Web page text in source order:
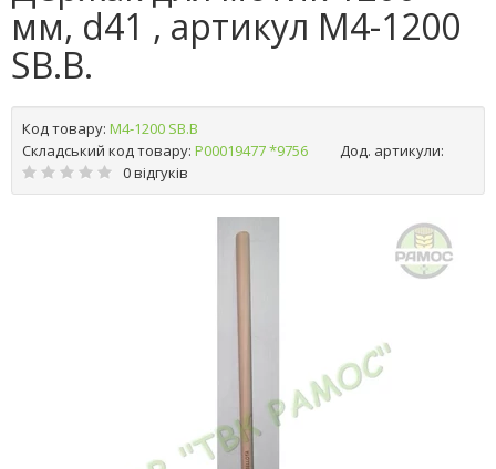
мм, d41 , артикул M4-1200
SB.B.
Код товару: M4-1200 SB.B
Складський код товару: Р00019477 *9756
Дод. артикули:
0 відгуків